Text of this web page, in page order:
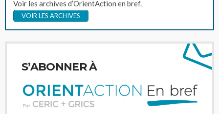
Voir les archives d’OrientAction en bref.
VOIR LES ARCHIVES
S’ABONNER À